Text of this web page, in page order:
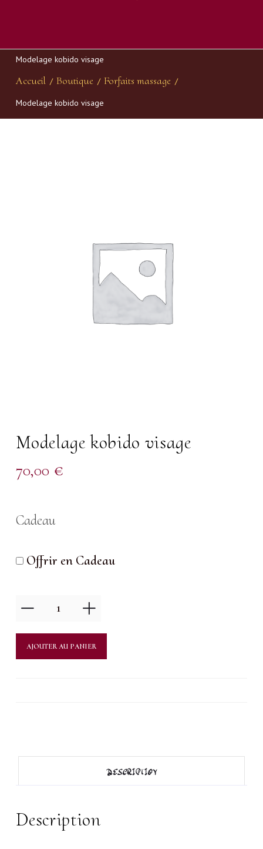
Modelage kobido visage
Accueil / Boutique / Forfaits massage /
Modelage kobido visage
Modelage kobido visage
70,00 €
Cadeau
Offrir en Cadeau
quantité
Modelage
AJOUTER AU PANIER
DESCRIPTION
Description